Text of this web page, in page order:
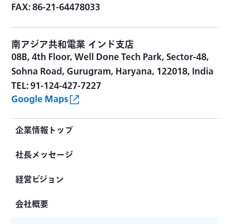
FAX: 86-21-64478033
南アジア共和電業 インド支店
08B, 4th Floor, Well Done Tech Park, Sector-48,
Sohna Road, Gurugram, Haryana, 122018, India
TEL: 91-124-427-7227
Google Maps
企業情報トップ
社長メッセージ
経営ビジョン
会社概要